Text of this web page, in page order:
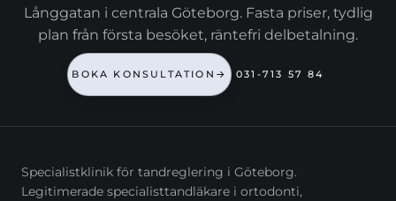
Långgatan i centrala Göteborg. Fasta priser, tydlig
plan från första besöket, räntefri delbetalning.
BOKA KONSULTATION → 031-713 57 84
Specialistklinik för tandreglering i Göteborg.
Legitimerade specialisttandläkare i ortodonti,